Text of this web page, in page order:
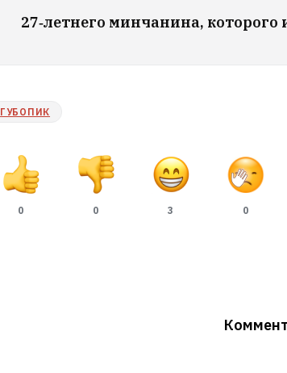
27‑летнего минчанина,
ГУБОПИК
0 0 3 0